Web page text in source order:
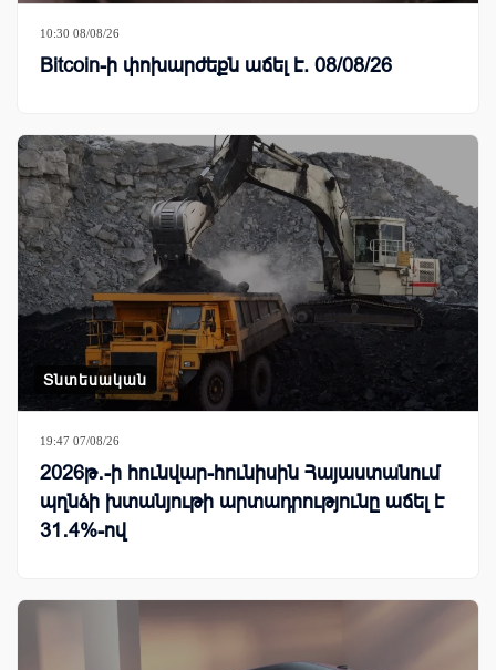
10:30 08/08/26
Bitcoin-ի փոխարժեքն աճել է. 08/08/26
Տնտեսական
19:47 07/08/26
2026թ․-ի հունվար-հունիսին Հայաստանում
պղնձի խտանյութի արտադրությունը աճել է
31․4%-ով